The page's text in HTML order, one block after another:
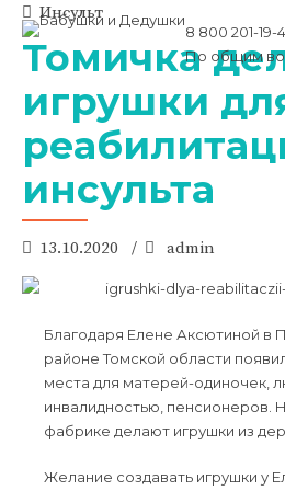
8 800 201-19-
По общим
Инсульт
Томичка
игрушки
инсульта
13.10.2020 admin
Благодаря Елене Аксютиной в
районе Томской области
места для матерей-одиночек,
инвалидностью, пенсионеров.
фабрике делают игрушки из
Желание создавать игрушки у